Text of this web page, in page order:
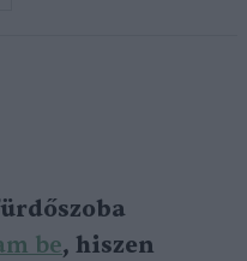
be, hiszen